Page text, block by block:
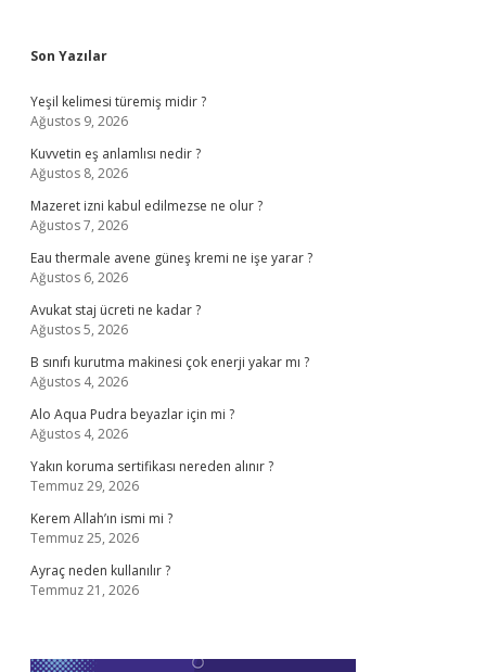
Sidebar
Son Yazılar
Yeşil kelimesi türemiş midir ?
Ağustos 9, 2026
Kuvvetin eş anlamlısı nedir ?
Ağustos 8, 2026
Mazeret izni kabul edilmezse ne olur ?
Ağustos 7, 2026
Eau thermale avene güneş kremi ne işe yarar ?
Ağustos 6, 2026
Avukat staj ücreti ne kadar ?
Ağustos 5, 2026
B sınıfı kurutma makinesi çok enerji yakar mı ?
Ağustos 4, 2026
Alo Aqua Pudra beyazlar için mi ?
Ağustos 4, 2026
Yakın koruma sertifikası nereden alınır ?
Temmuz 29, 2026
Kerem Allah’ın ismi mi ?
Temmuz 25, 2026
Ayraç neden kullanılır ?
Temmuz 21, 2026